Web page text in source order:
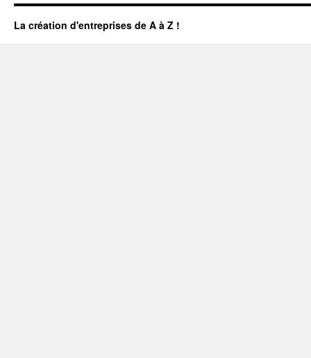
La création d'entreprises de A à Z !